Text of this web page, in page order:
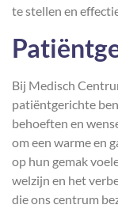
te stellen en
Bij Medisch
patiëntgerichte
behoeften en
om een warme en
op hun gemak
welzijn en het
die ons centrum